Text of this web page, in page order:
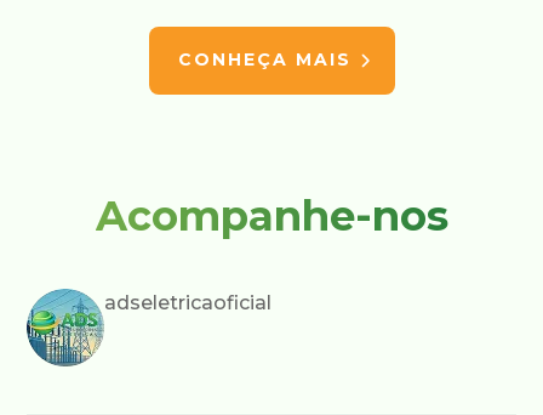
CONHEÇA MAIS
Acompanhe-nos
adseletricaoficial